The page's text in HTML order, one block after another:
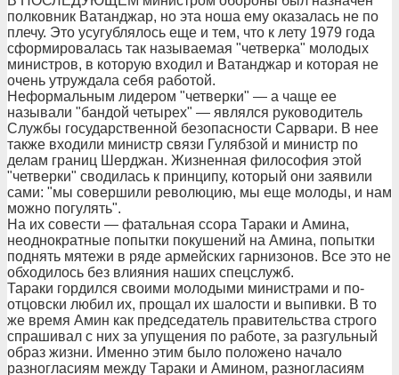
полковник Ватанджар, но эта ноша ему оказалась не по
плечу. Это усугублялось еще и тем, что к лету 1979 года
сформировалась так называемая "четверка" молодых
министров, в которую входил и Ватанджар и которая не
очень утруждала себя работой.
Неформальным лидером "четверки" — а чаще ее
называли "бандой четырех" — являлся руководитель
Службы государственной безопасности Сарвари. В нее
также входили министр связи Гулябзой и министр по
делам границ Шерджан. Жизненная философия этой
"четверки" сводилась к принципу, который они заявили
сами: "мы совершили революцию, мы еще молоды, и нам
можно погулять".
На их совести — фатальная ссора Тараки и Амина,
неоднократные попытки покушений на Амина, попытки
поднять мятежи в ряде армейских гарнизонов. Все это не
обходилось без влияния наших спецслужб.
Тараки гордился своими молодыми министрами и по-
отцовски любил их, прощал их шалости и выпивки. В то
же время Амин как председатель правительства строго
спрашивал с них за упущения по работе, за разгульный
образ жизни. Именно этим было положено начало
разногласиям между Тараки и Амином, разногласиям